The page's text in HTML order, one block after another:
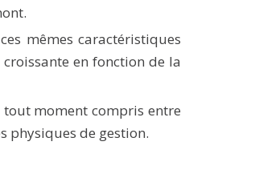
mêmes caractéristiques
en fonction de la
moment compris entre
physiques de gestion.